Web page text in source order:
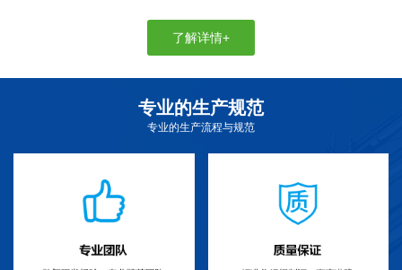
了解详情+
专业的生产规范
专业的生产流程与规范